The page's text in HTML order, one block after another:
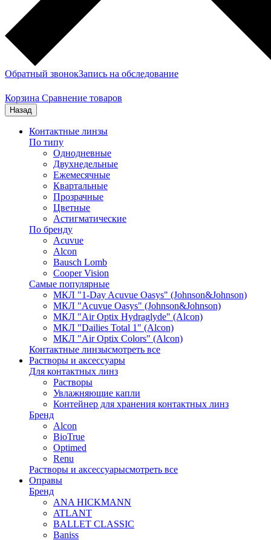
Обратный звонокЗапись на обследование
Корзина Сравнение товаров
Назад
Контактные линзы
По типу
Однодневные
Двухнедельные
Ежемесячные
Квартальные
Прозрачные
Цветные
Астигматические
По бренду
Acuvue
Alcon
Bausch Lomb
Cooper Vision
Самые популярные
МКЛ "1-Day Acuvue Oasys" (Johnson&Johnson)
МКЛ "Acuvue Oasys" (Johnson&Johnson)
МКЛ "Air Optix Hydraglyde" (Alcon)
МКЛ "Dailies Total 1" (Alcon)
МКЛ "Air Optix Colors" (Alcon)
Контактные линзысмотреть все
Растворы и аксессуары
Для контактных линз
Растворы
Увлажняющие капли
Контейнер для хранения контактных линз
Бренд
Alcon
BioTrue
Optimed
Renu
Растворы и аксессуарысмотреть все
Оправы
Бренд
ANA HICKMANN
ATLANT
BALLET CLASSIC
Baniss